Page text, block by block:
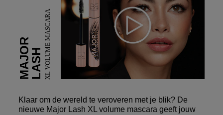
Klaar om de wereld te veroveren met je blik? De
nieuwe Major Lash XL volume mascara geeft jouw
MAJORLASHXL VOLUME MASCARA